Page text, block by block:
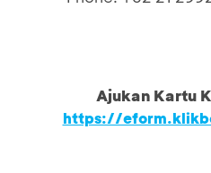
Ajukan Kartu
https://